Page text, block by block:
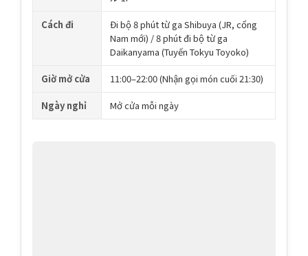
Cách đi
Đi bộ 8 phút từ ga Shibuya (JR, cổng
Nam mới) / 8 phút đi bộ từ ga
Daikanyama (Tuyến Tokyu Toyoko)
Giờ mở cửa 11:00–22:00 (Nhận gọi món cuối 21:30)
Ngày nghỉ Mở cửa mỗi ngày